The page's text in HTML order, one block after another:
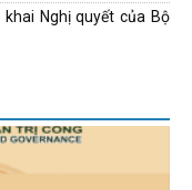
Nghị quyết của Bộ